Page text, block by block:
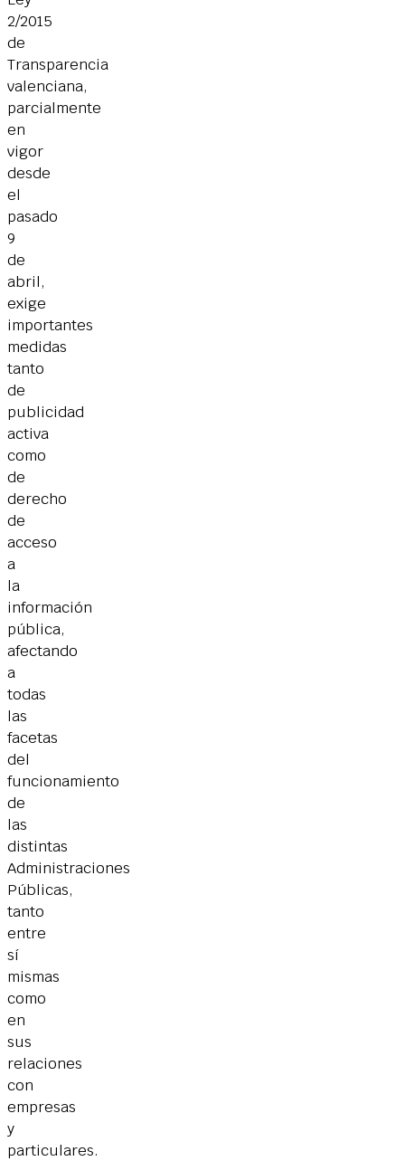
2/2015
de
Transparencia
valenciana,
parcialmente
en
vigor
desde
el
pasado
9
de
abril,
exige
importantes
medidas
tanto
de
publicidad
activa
como
de
derecho
de
acceso
a
la
información
pública,
afectando
a
todas
las
facetas
del
funcionamiento
de
las
distintas
Administraciones
Públicas,
tanto
entre
sí
mismas
como
en
sus
relaciones
con
empresas
y
particulares.